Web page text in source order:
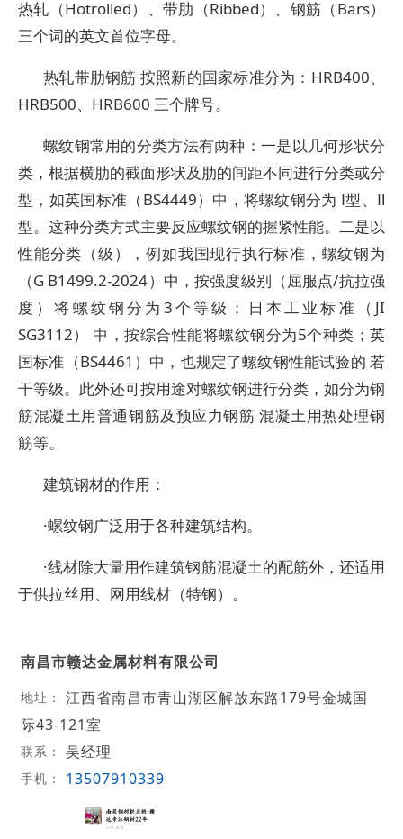
热轧（Hotrolled）、带肋（Ribbed）、钢筋（Bars）
三个词的英文首位字母。
热轧带肋钢筋 按照新的国家标准分为：HRB400、
HRB500、HRB600 三个牌号。
螺纹钢常用的分类方法有两种：一是以几何形状分
类，根据横肋的截面形状及肋的间距不同进行分类或分
型，如英国标准（BS4449）中，将螺纹钢分为 Ⅰ型、Ⅱ
型。这种分类方式主要反应螺纹钢的握紧性能。二是以
性能分类（级），例如我国现行执行标准，螺纹钢为
（G B1499.2-2024）中，按强度级别（屈服点/抗拉强
度）将螺纹钢分为3个等级；日本工业标准（JI
SG3112） 中，按综合性能将螺纹钢分为5个种类；英
国标准（BS4461）中，也规定了螺纹钢性能试验的 若
干等级。此外还可按用途对螺纹钢进行分类，如分为钢
筋混凝土用普通钢筋及预应力钢筋 混凝土用热处理钢
筋等。
建筑钢材的作用：
·螺纹钢广泛用于各种建筑结构。
·线材除大量用作建筑钢筋混凝土的配筋外，还适用
于供拉丝用、网用线材（特钢）。
南昌市赣达金属材料有限公司
地址：
江西省南昌市青山湖区解放东路179号金城国
际43-121室
联系： 吴经理
手机： 13507910339